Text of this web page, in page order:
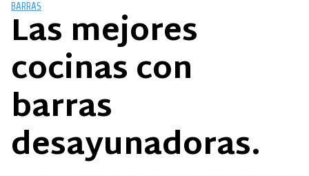
BARRAS
Las mejores
cocinas con
barras
desayunadoras.